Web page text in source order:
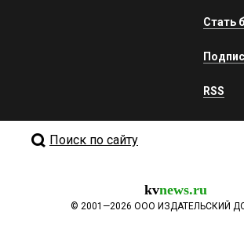
Стать
RSS
Поиск по сайту
kvnews.ru
© 2001—2026 ООО ИЗДАТЕЛЬСКИЙ